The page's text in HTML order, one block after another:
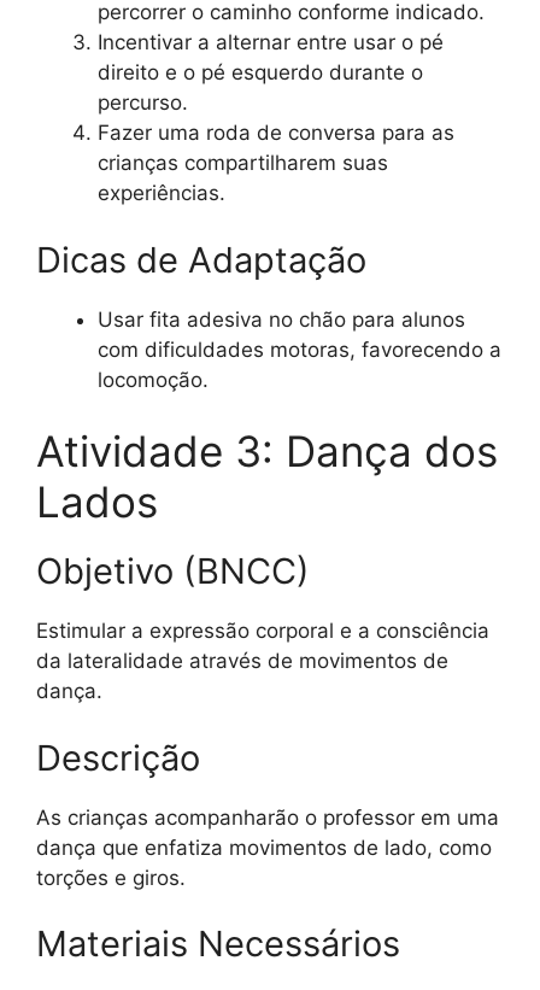
percorrer o caminho conforme indicado.
Incentivar a alternar entre usar o pé
direito e o pé esquerdo durante o
percurso.
Fazer uma roda de conversa para as
crianças compartilharem suas
experiências.
Dicas de Adaptação
Usar fita adesiva no chão para alunos
com dificuldades motoras, favorecendo a
locomoção.
Atividade 3: Dança dos
Lados
Objetivo (BNCC)
Estimular a expressão corporal e a consciência
da lateralidade através de movimentos de
dança.
Descrição
As crianças acompanharão o professor em uma
dança que enfatiza movimentos de lado, como
torções e giros.
Materiais Necessários